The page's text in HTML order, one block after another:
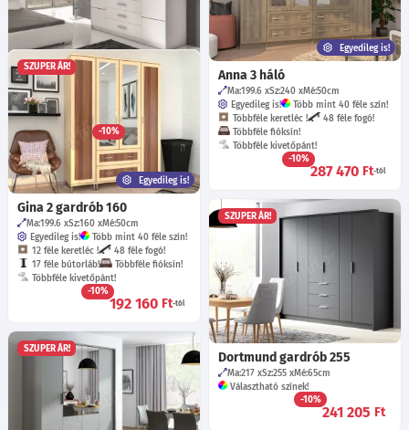
Bologna gardrób D4
Sz:196
Választható színek!
Választható magasítással!
-10%
166 325Ft
Egyedileg is!
Anna 3 háló
Ma:199.6 Sz:240 Mé:50cm
Egyedileg is!
Több mint 40 féle szín!
Többféle keretléc !
48 féle fogó!
Többféle fióksín!
Többféle kivetőpánt!
-10%
287 470 Ft-tól
SZUPER ÁR!
Egyedileg is!
Gina 2 gardrób 160
Ma:199.6 Sz:160 Mé:50cm
Egyedileg is!
Több mint 40 féle szín!
12 féle keretléc !
48 féle fogó!
17 féle bútorláb!
Többféle fióksín!
Többféle kivetőpánt!
-10%
192 160 Ft-tól
SZUPER ÁR!
Dortmund gardrób 255
Ma:217 Sz:255 Mé:65cm
Választható színek!
-10%
241 205 Ft
SZUPER ÁR!